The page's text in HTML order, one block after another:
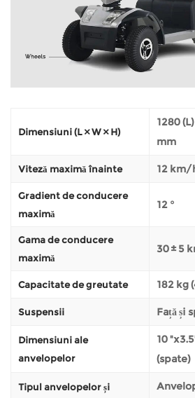
Dimensiuni (L × W × H)
1280
mm
Viteză maximă înainte 12 km/
Gradient de conducere
maximă
12 °
Gama de conducere
maximă
30 ± 5
Capacitate de greutate 182 kg
Suspensii Față și
Dimensiuni ale
anvelopelor
10
(spate)
Tipul anvelopelor și